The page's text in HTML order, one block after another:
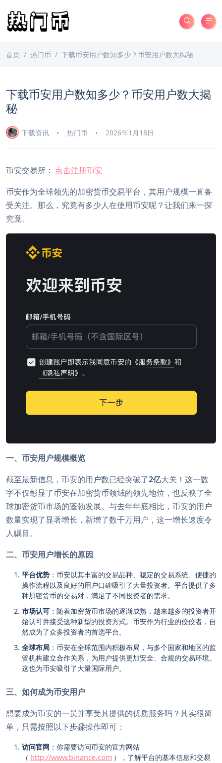
首页 热门币 下载币安用户数知多少？币安用户数大揭秘
下载币安用户数知多少？币安用户数大揭
秘
下载资讯 热门币 2026年1月18日
币安交易所： 点击注册币安
币安作为全球领先的加密货币交易平台，其用户规模一直备
受关注。那么，究竟有多少人在使用币安呢？让我们来一探
究竟。
一、币安用户规模概览
截至最新信息，币安的用户数已经突破了2亿大关！这一数
字不仅彰显了币安在加密货币领域的领先地位，也反映了全
球加密货币市场的蓬勃发展。与去年年底相比，币安的用户
数量实现了显著增长，新增了数千万用户，这一增长速度令
人瞩目。
二、币安用户增长的原因
平台优势 ：币安以其丰富的交易品种、稳定的交易系统、便捷的
操作流程以及良好的用户口碑吸引了大量投资者。平台提供了多
种加密货币的交易对，满足了不同投资者的需求。
市场认可 ：随着加密货币市场的逐渐成熟，越来越多的投资者开
始认可并接受这种新型的投资方式。币安作为行业的佼佼者，自
然成为了众多投资者的首选平台。
全球布局 ：币安在全球范围内积极布局，与多个国家和地区的监
管机构建立合作关系，为用户提供更加安全、合规的交易环境。
这也为币安吸引了大量国际用户。
三、如何成为币安用户
想要成为币安的一员并享受其提供的优质服务吗？其实很简
单，只需按照以下步骤操作即可：
访问官网 ：你需要访问币安的官方网站
（ http://www.binance.com ），了解平台的基本信息和交易